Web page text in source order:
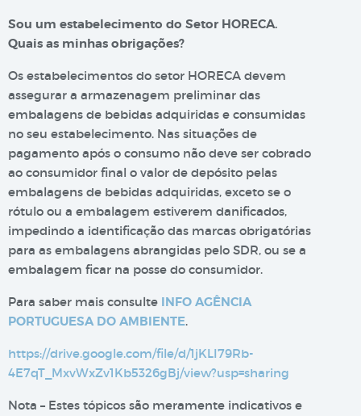
Sou um estabelecimento do Setor HORECA.
Quais as minhas obrigações?
Os estabelecimentos do setor HORECA devem
assegurar a armazenagem preliminar das
embalagens de bebidas adquiridas e consumidas
no seu estabelecimento. Nas situações de
pagamento após o consumo não deve ser cobrado
ao consumidor final o valor de depósito pelas
embalagens de bebidas adquiridas, exceto se o
rótulo ou a embalagem estiverem danificados,
impedindo a identificação das marcas obrigatórias
para as embalagens abrangidas pelo SDR, ou se a
embalagem ficar na posse do consumidor.
Para saber mais consulte INFO AGÊNCIA
PORTUGUESA DO AMBIENTE.
https://drive.google.com/file/d/1jKLI79Rb-
4E7qT_MxvWxZv1Kb5326gBj/view?usp=sharing
Nota – Estes tópicos são meramente indicativos e